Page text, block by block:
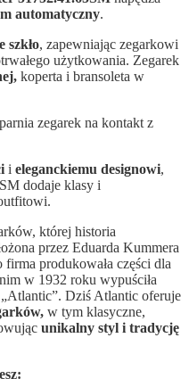
automatyczny.
szkło, zapewniając zegarkowi
użytkowania. Zegarek
koperta i bransoleta w
zegarek na kontakt z
i eleganckiemu designowi,
dodaje klasy i
której historia
przez Eduarda Kummera
produkowała części dla
w 1932 roku wypuściła
Dziś Atlantic oferuje
w tym klasyczne,
unikalny styl i tradycję